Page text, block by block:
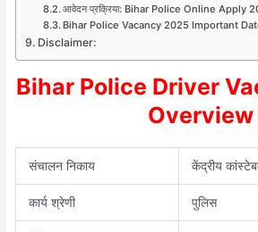
आवेदन प्रक्रिया: Bihar Police Online Apply
Bihar Police Vacancy 2025 Important
Disclaimer:
Bihar Police Driver
Overview
संचालन निकाय केंद्रीय
कार्य श्रेणी पुलिस